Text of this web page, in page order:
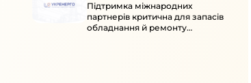
підтримка для стійкості
енергосистеми
Підтримка міжнародних
партнерів критична для запасів
обладнання й ремонту